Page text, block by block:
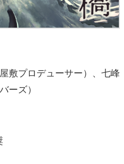
敷プロデューサー）、七峰
ーズ）